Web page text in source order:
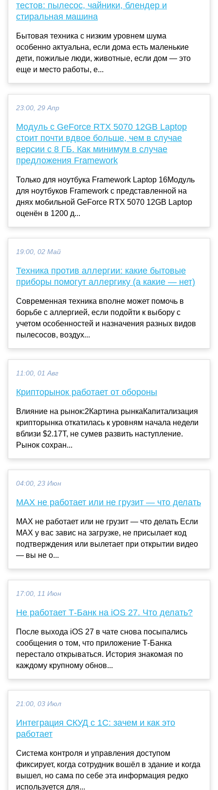
тестов: пылесос, чайники, блендер и
стиральная машина
Бытовая техника с низким уровнем шума
особенно актуальна, если дома есть маленькие
дети, пожилые люди, животные, если дом — это
еще и место работы, е...
23:00, 29 Апр
Модуль с GeForce RTX 5070 12GB Laptop
стоит почти вдвое больше, чем в случае
версии с 8 ГБ. Как минимум в случае
предложения Framework
Только для ноутбука Framework Laptop 16Модуль
для ноутбуков Framework с представленной на
днях мобильной GeForce RTX 5070 12GB Laptop
оценён в 1200 д...
19:00, 02 Май
Техника против аллергии: какие бытовые
приборы помогут аллергику (а какие — нет)
Современная техника вполне может помочь в
борьбе с аллергией, если подойти к выбору с
учетом особенностей и назначения разных видов
пылесосов, воздух...
11:00, 01 Авг
Крипторынок работает от обороны
Влияние на рынок:2Картина рынкаКапитализация
крипторынка откатилась к уровням начала недели
вблизи $2.17T, не сумев развить наступление.
Рынок сохран...
04:00, 23 Июн
MAX не работает или не грузит — что делать
MAX не работает или не грузит — что делать Если
MAX у вас завис на загрузке, не присылает код
подтверждения или вылетает при открытии видео
— вы не о...
17:00, 11 Июн
Не работает Т-Банк на iOS 27. Что делать?
После выхода iOS 27 в чате снова посыпались
сообщения о том, что приложение Т-Банка
перестало открываться. История знакомая по
каждому крупному обнов...
21:00, 03 Июл
Интеграция СКУД с 1С: зачем и как это
работает
Система контроля и управления доступом
фиксирует, когда сотрудник вошёл в здание и когда
вышел, но сама по себе эта информация редко
используется для...